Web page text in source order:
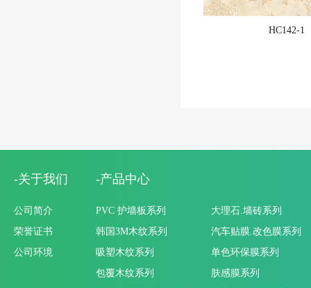
HC142-1
-关于我们
公司简介
荣誉证书
公司环境
-产品中心
PVC 护墙板系列
韩国3M木纹系列
吸塑木纹系列
包覆木纹系列
大理石.墙砖系列
汽车贴膜.改色膜系列
单色环保膜系列
肤感膜系列